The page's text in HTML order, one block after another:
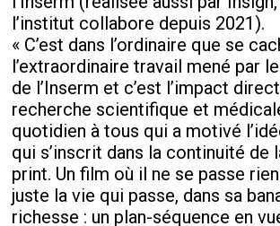
l’institut collabore depuis 2021).
« C’est dans l’ordinaire que se
l’extraordinaire travail mené par
de l’Inserm et c’est l’impact
recherche scientifique et
quotidien à tous qui a motivé
qui s’inscrit dans la continuité de
print. Un film où il ne se passe
juste la vie qui passe, dans sa
richesse : un plan-séquence en